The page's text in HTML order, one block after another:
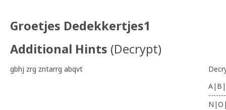
Groetjes Dedekkertjes1
Additional Hints (Decrypt)
gbhj zrg zntarrg abqvt